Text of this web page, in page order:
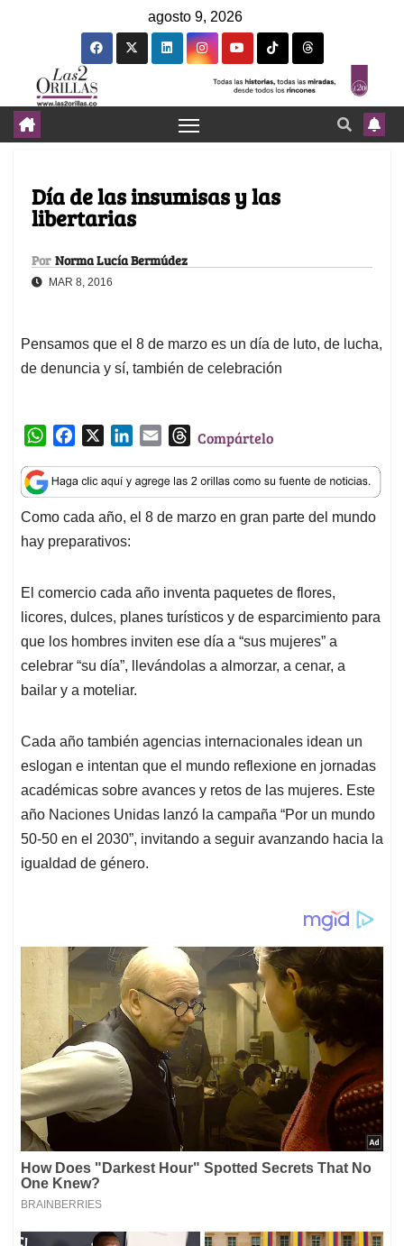
agosto 9, 2026
Día de las insumisas y las
libertarias
Por Norma Lucía Bermúdez
MAR 8, 2016
Pensamos que el 8 de marzo es un día de luto, de lucha,
de denuncia y sí, también de celebración
W
a
t
s
A
p
c
e
b
o
k
n
k
e
n
a
i
l
T
r
e
a
Compártelo
Como cada año, el 8 de marzo en gran parte del mundo
hay preparativos:
El comercio cada año inventa paquetes de flores,
licores, dulces, planes turísticos y de esparcimiento para
que los hombres inviten ese día a “sus mujeres” a
celebrar “su día”, llevándolas a almorzar, a cenar, a
bailar y a moteliar.
Cada año también agencias internacionales idean un
eslogan e intentan que el mundo reflexione en jornadas
académicas sobre avances y retos de las mujeres. Este
año Naciones Unidas lanzó la campaña “Por un mundo
50-50 en el 2030”, invitando a seguir avanzando hacia la
igualdad de género.